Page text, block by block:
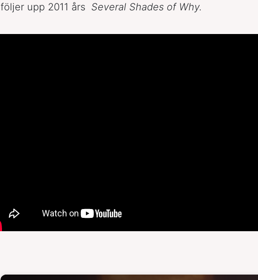
följer upp 2011 års Several Shades of Why.